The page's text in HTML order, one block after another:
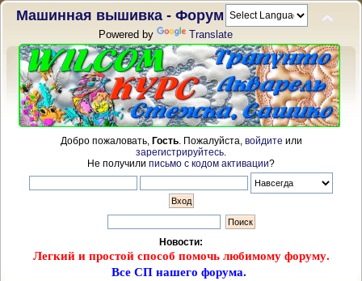
Машинная вышивка - Форум
Powered by Translate
Добро пожаловать, Гость. Пожалуйста, войдите или
зарегистрируйтесь
Не получили письмо с кодом активации?
Новости:
Легкий и простой способ помочь любимому форуму.
Все СП нашего форума.